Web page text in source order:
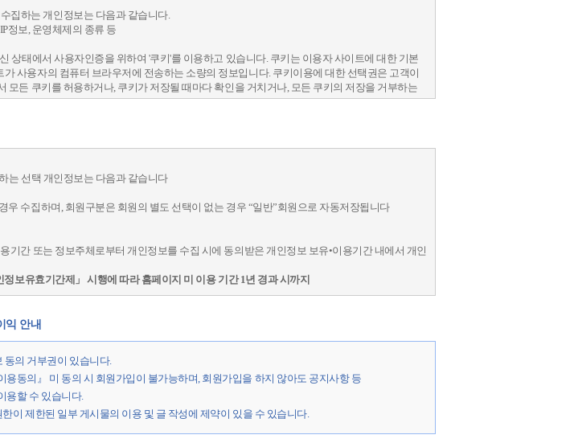
신청하십니까 ?" 라는 이용신청시의 물음에 이용자가 "동의함 " 단추를 누르면 이 약관에 동의하
회사가 심사(자동 or 수동 승인처리) 후 승낙함으로써 성립합니다.
이용자 정보는 실제 데이터인 것으로 간주하며 실명이나 실제 정보를 입력하지 않은 사용자는 법
의 제한을 받을 수 있습니다.
의)]
개인정보 보호정책이 적용됩니다.
들을 편리하게 이용할 수 있도록 하기 위해 회원 정보는 회사와 제휴한 업체에 제공될 수 있습니
업체, 제공 목적, 제공할 회원 정보의 내용 등을 사전에 공지하고 회원의 동의를 얻어야 합니다.
재하고, 회사에 본 약관에 따라 이용신청을 하는 것은 회사가 본 약관에 따라 이용신청서에 기재
사항을 정확히 기재하여 이용신청을 하였을 때 제 2호, 제 3호의 경우를 예외로 하여 승낙할 수 있
신청에 대하여는 승낙을 유보할 수 있습니다.
집하는 개인정보는 다음과 같습니다.
정보, 운영체제의 종류 등
상태에서 사용자인증을 위하여 '쿠키'를 이용하고 있습니다. 쿠키는 이용자 사이트에 대한 기본
사용자의 컴퓨터 브라우저에 전송하는 소량의 정보입니다. 쿠키이용에 대한 선택권은 고객이
모든 쿠키를 허용하거나, 쿠키가 저장될 때마다 확인을 거치거나, 모든 쿠키의 저장을 거부하는
선택하시는 경우에는 서비스 이용에 불편이 야기될 수 있습니다.
기간 또는 정보주체로부터 개인정보를 수집 시에 동의받은 개인정보 보유•이용기간 내에서 개인
보유효기간제」 시행에 따라 홈페이지 미 이용 기간 1년 경과 시까지
회원 탈퇴 시 지체없이 파기하고 있습니다.
률, 전자금융거래법, 통신비밀보호법 등 법령에서 일정기간 정보의 보관을 규정하는 경우는 아
법률
보관
: 3년 보관
는 선택 개인정보는 다음과 같습니다
우 수집하며, 회원구분은 회원의 별도 선택이 없는 경우 “일반”회원으로 자동저장됩니다
기간 또는 정보주체로부터 개인정보를 수집 시에 동의받은 개인정보 보유•이용기간 내에서 개인
보유효기간제」 시행에 따라 홈페이지 미 이용 기간 1년 경과 시까지
익 안내
동의 거부권이 있습니다.
용동의』 미 동의 시 회원가입이 불가능하며, 회원가입을 하지 않아도 공지사항 등
용할 수 있습니다.
이 제한된 일부 게시물의 이용 및 글 작성에 제약이 있을 수 있습니다.